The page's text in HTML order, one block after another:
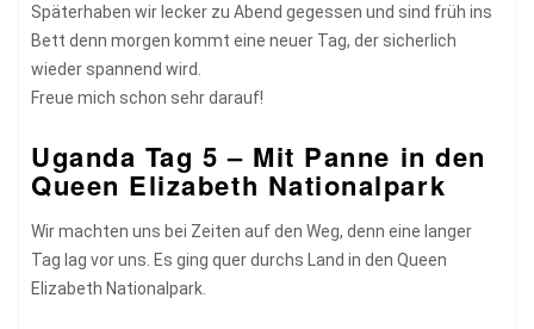
Späterhaben wir lecker zu Abend gegessen und sind früh ins
Bett denn morgen kommt eine neuer Tag, der sicherlich
wieder spannend wird.
Freue mich schon sehr darauf!
Uganda Tag 5 – Mit Panne in den
Queen Elizabeth Nationalpark
Wir machten uns bei Zeiten auf den Weg, denn eine langer
Tag lag vor uns. Es ging quer durchs Land in den Queen
Elizabeth Nationalpark.